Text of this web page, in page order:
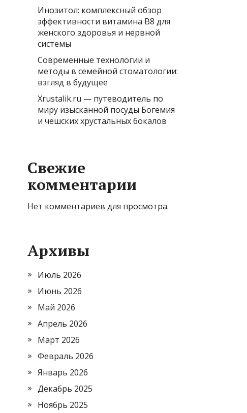
Инозитол: комплексный обзор
эффективности витамина B8 для
женского здоровья и нервной
системы
Современные технологии и
методы в семейной стоматологии:
взгляд в будущее
Xrustalik.ru — путеводитель по
миру изысканной посуды Богемия
и чешских хрустальных бокалов
Свежие
комментарии
Нет комментариев для просмотра.
Архивы
Июль 2026
Июнь 2026
Май 2026
Апрель 2026
Март 2026
Февраль 2026
Январь 2026
Декабрь 2025
Ноябрь 2025